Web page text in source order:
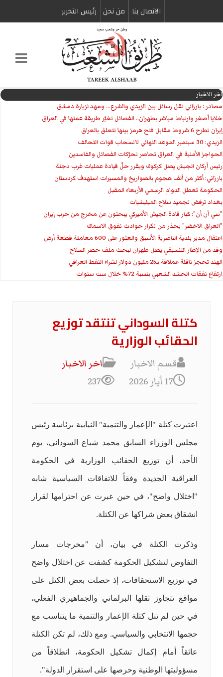
الاتصال بنا من نحن رئیس التحریر
اخر الاخبار
مصادر : بارزاني نقل رسائل بين الزيدي والشرع... ومهد لزيارة دمشق
خلايا أصغر وارتباط مباشر بطهران.. الفصائل تغيّر طريقة عملها في العراق
إيران تطرح 6 شروط مقابل فتح هرمز بينها تتعلق بالعراق
الزيدي: 30 سبتمبر الموعد النهائي لانسحاب قوات التحالف
الحواجز الأمنية في العراق تحاصر تحرّكات الفصائل والفاسدين
رئيس أركان الجيش يصل كركوك ويقرر حلّ قيادة عمليات غرب دجلة
بارزاني: أكثر من ألف هجوم بالصواريخ والمسيرات استهدف كردستان
الحكومة تعطل الدوام الرسمي الأربعاء المقبل
بغداد ترفض تجميد سلاح الميليشيات
"سي أن أن": كبار قادة الجيش الأميركي يبحثون عن مخرج من حرب إيران
"العراق الاخضر" يحذر من تكرار حوادث نفوق الاسماك
اعتقال مدير بلدية الناصرية الأسبق والعثور على 600 معاملة قطعة أرض
وفد من الإطار التنسيقي يصل طهران لبحث ملف حصر السلاح
الهند تحجز ناقلة عملاقة بـ25 مليون دولار لشراء النفط العراقي
ارتفاع نفقات الحشد الشعبي بنسبة 72% خلال ست سنوات
كتلة السوداني تنتقد توزيع
الحقائب الوزارية
قسم الاخبار
اخر الاخبار
17 أيار 2026
237
اعتبرت كتلة "الإعمار والتنمية" النيابية برئاسة رئيس
مجلس الوزراء السابق محمد شياع السوداني، يوم
الأحد، أن توزيع الحقائب الوزارية في الحكومة
العراقية الجديدة وفقاً للاتفاقات السياسية شابه
"اختلال واضح"، في حين عبرت عن احترامها لقرار
انشقاق بعض شراكها عن الكتلة.
وذكرت الكتلة في بيان، أن "مخرجات مسار
التفاوض لتشكيل الحكومة كشفت عن اختلال واضح
في توزيع الاستحقاقات، إذ حصلت بعض الكتل على
مواقع تتجاوز ثقلها البرلماني والجماهيري الفعلي،
في حين لم تنل كتلة الإعمار والتنمية ما يتناسب مع
حجمها الانتخابي والسياسي. ومع ذلك، لم تكن الكتلة
عائقاً أمام إكمال تشكيل الحكومة، انطلاقاً من
مسؤوليتها الوطنية وحرصها على استقرار الدولة".